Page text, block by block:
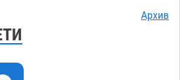
проведут день в режиме
с мусором угрожает
Архив